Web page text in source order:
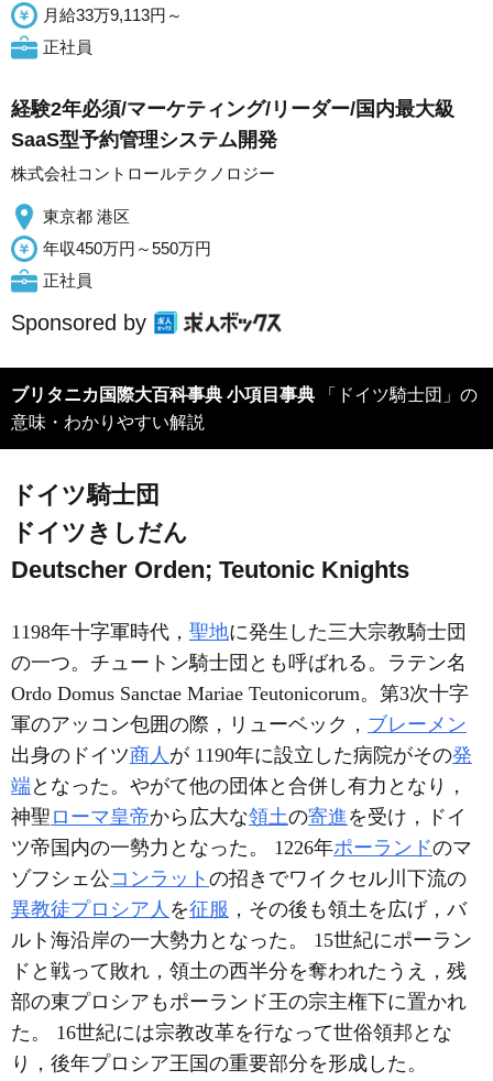
月給33万9,113円～
正社員
経験2年必須/マーケティング/リーダー/国内最大級
SaaS型予約管理システム開発
株式会社コントロールテクノロジー
東京都 港区
年収450万円～550万円
正社員
Sponsored by
ブリタニカ国際大百科事典 小項目事典 「ドイツ騎士団」の
意味・わかりやすい解説
ドイツ騎士団
ドイツきしだん
Deutscher Orden; Teutonic Knights
1198年十字軍時代， 聖地に発生した三大宗教騎士団
の一つ。チュートン騎士団とも呼ばれる。ラテン名
Ordo Domus Sanctae Mariae Teutonicorum。第3次十字
軍のアッコン包囲の際，リューベック， ブレーメン
出身のドイツ商人 が 1190年に設立した病院がその発
端となった。やがて他の団体と合併し有力となり，
神聖 ローマ皇帝から広大な領土の寄進 を受け，ドイ
ツ帝国内の一勢力となった。 1226年ポーランドのマ
ゾフシェ公コンラット の招きでワイクセル川下流の
異教徒プロシア人 を征服 ，その後も領土を広げ，バ
ルト海沿岸の一大勢力となった。 15世紀にポーラン
ドと戦って敗れ，領土の西半分を奪われたうえ，残
部の東プロシアもポーランド王の宗主権下に置かれ
た。 16世紀には宗教改革を行なって世俗領邦とな
り，後年プロシア王国の重要部分を形成した。